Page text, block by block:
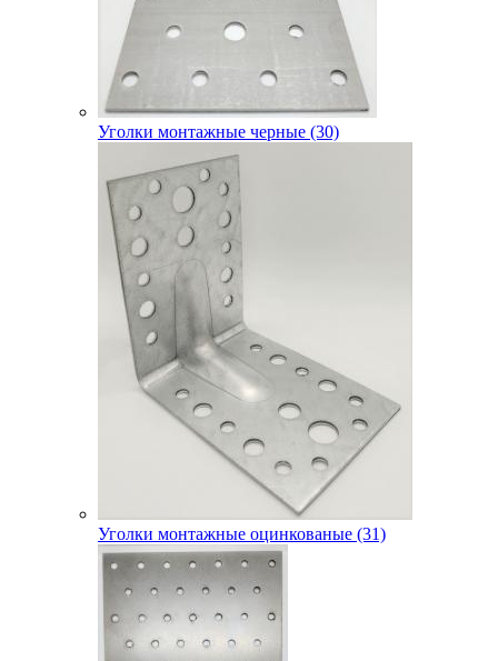
Уголки монтажные черные (30)
Уголки монтажные оцинкованые (31)